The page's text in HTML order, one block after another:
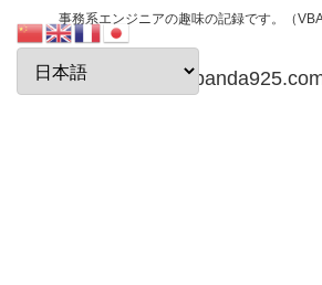
事務系エンジニアの趣味の記録です。（